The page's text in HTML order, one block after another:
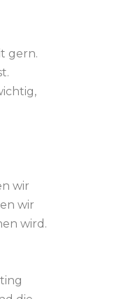
gern.
wir
wir
wird.